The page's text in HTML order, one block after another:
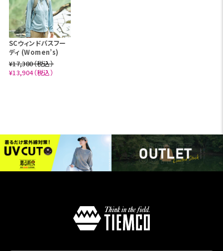
SCウィンドパスフー
ディ (Women’s)
¥17,380（税込）
¥13,904（税込）